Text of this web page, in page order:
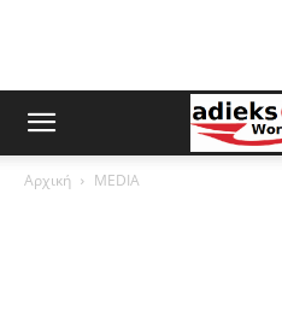
Αρχική MEDIA